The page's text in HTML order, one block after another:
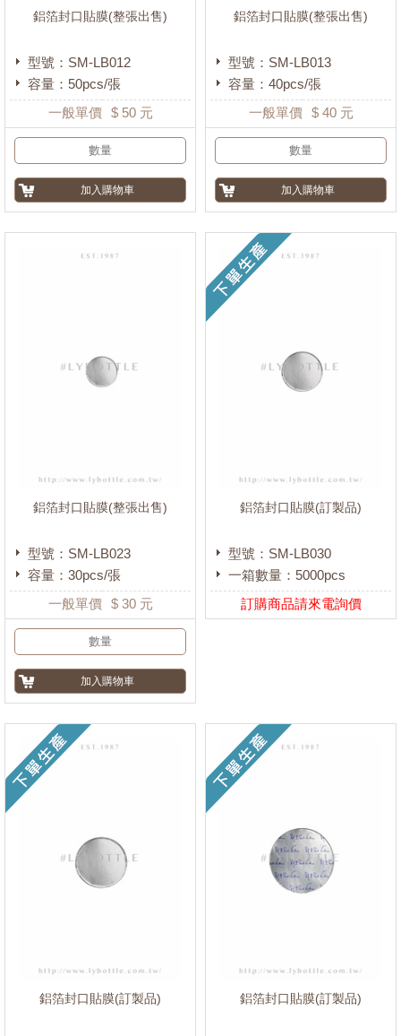
鋁箔封口貼膜(整張出售)
型號：SM-LB012
容量：50pcs/張
一般單價 $ 50 元
鋁箔封口貼膜(整張出售)
型號：SM-LB013
容量：40pcs/張
一般單價 $ 40 元
鋁箔封口貼膜(整張出售)
型號：SM-LB023
容量：30pcs/張
一般單價 $ 30 元
鋁箔封口貼膜(訂製品)
型號：SM-LB030
一箱數量：5000pcs
訂購商品請來電詢價
鋁箔封口貼膜(訂製品) 鋁箔封口貼膜(訂製品)